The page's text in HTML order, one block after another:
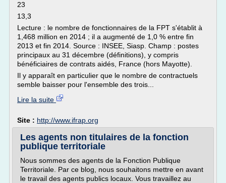
23
13,3
Lecture : le nombre de fonctionnaires de la FPT s'établit à
1,468 million en 2014 ; il a augmenté de 1,0 % entre fin
2013 et fin 2014. Source : INSEE, Siasp. Champ : postes
principaux au 31 décembre (définitions), y compris
bénéficiaires de contrats aidés, France (hors Mayotte).
Il y apparaît en particulier que le nombre de contractuels
semble baisser pour l'ensemble des trois...
Lire la suite
Site : http://www.ifrap.org
Les agents non titulaires de la fonction
publique territoriale
Nous sommes des agents de la Fonction Publique
Territoriale. Par ce blog, nous souhaitons mettre en avant
le travail des agents publics locaux. Vous travaillez au